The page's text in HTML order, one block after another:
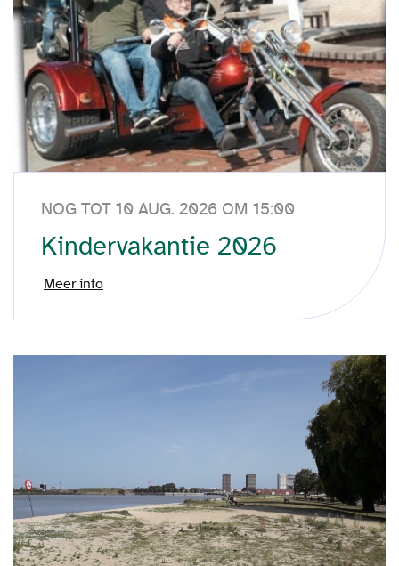
NOG TOT 10 AUG. 2026 OM 15:00
Kindervakantie 2026
Meer info